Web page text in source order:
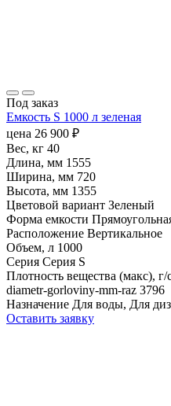
Под заказ
Емкость S 1000 л зеленая
цена 26 900 ₽
Вес, кг 40
Длина, мм 1555
Ширина, мм 720
Высота, мм 1355
Цветовой вариант Зеленый
Форма емкости
Расположение Вертикальное
Объем, л 1000
Серия Серия S
Плотность вещества (макс), г/
diametr-gorloviny-mm-raz 3796
Назначение Для воды, Для
Оставить заявку